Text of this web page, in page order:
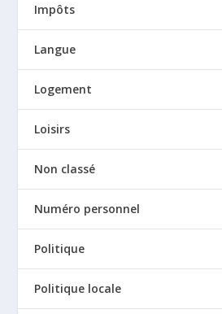
Impôts
Langue
Logement
Loisirs
Non classé
Numéro personnel
Politique
Politique locale